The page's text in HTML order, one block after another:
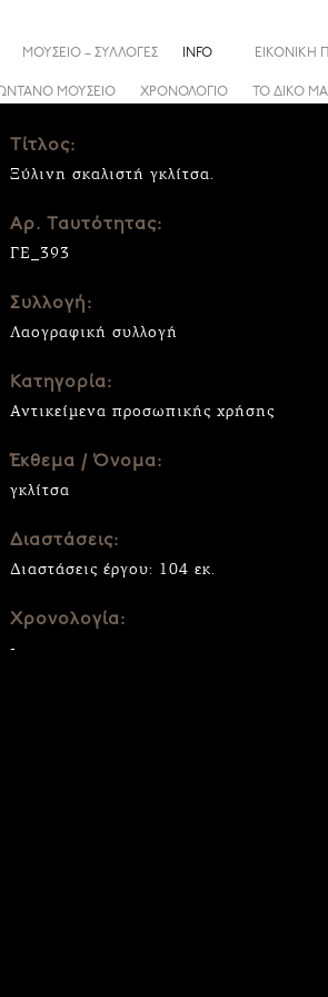
ΜΟΥΣΕΙΟ ΧΡΟΝΟΛΟΓΙΟ ΤΟ ΔΙΚΟ
ΜΟΥΣΕΙΟ – ΣΥΛΛΟΓΕΣ INFO ΕΙΚΟΝΙΚΗ
Τίτλος:
Ξύλινη σκαλιστή γκλίτσα.
Αρ. Ταυτότητας:
ΓΕ_393
Συλλογή:
Λαογραφική συλλογή
Κατηγορία:
Αντικείμενα προσωπικής χρήσης
Έκθεμα / Όνομα:
γκλίτσα
Διαστάσεις:
Διαστάσεις έργου: 104 εκ.
Χρονολογία:
-